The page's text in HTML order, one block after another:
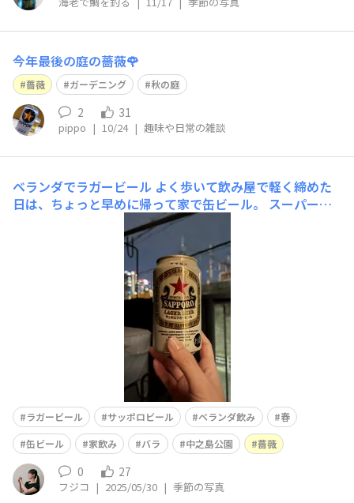
今年最後の庭の薔薇🌹
薔薇 ガーデニング 秋の庭
2 31
pippo | 10/24 | 趣味や日常の雑談
ベランダでラガービール よく歩いて飲み屋で軽く締めた
日は、ちょっと早めに帰って家で缶ビール。 スーパーが
まだ開いてる時間の帰宅。 コンビニじゃなくてスーパー
で買ったサッポロラガービール缶を片手に都会の光を見つ
つベランダで飲み直す夜を過ごしました。 この日はラン
チにナンとインドカレーを食べてゆっ
ラガービール サッポロビール ベランダ飲み
春
缶ビール
家飲み バラ 中之島公園 薔薇
0 27
フジコ | 2025/05/30 | 季節の写真